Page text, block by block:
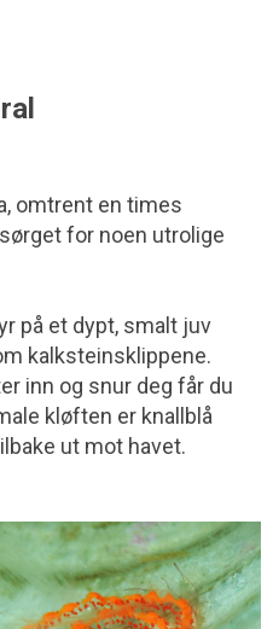
omtrent en times
for noen utrolige
på et dypt, smalt juv
kalksteinsklippene.
inn og snur deg får du
kløften er knallblå
ut mot havet.